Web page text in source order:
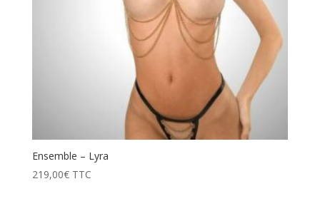
Ensemble – Lyra
219,00€ TTC